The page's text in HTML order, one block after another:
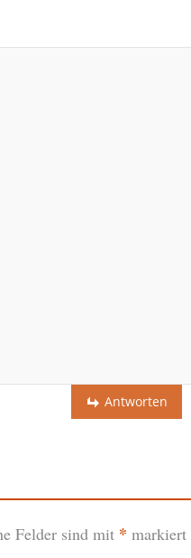
Antworten
Felder sind mit * markiert